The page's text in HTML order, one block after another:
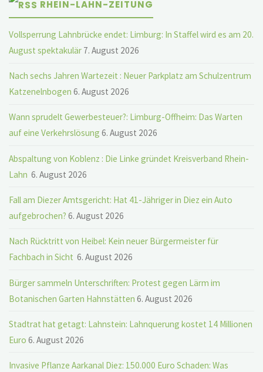
RHEIN-LAHN-ZEITUNG
Vollsperrung Lahnbrücke endet: Limburg: In Staffel wird es am 20.
August spektakulär 7. August 2026
Nach sechs Jahren Wartezeit : Neuer Parkplatz am Schulzentrum
Katzenelnbogen 6. August 2026
Wann sprudelt Gewerbesteuer?: Limburg-Offheim: Das Warten
auf eine Verkehrslösung 6. August 2026
Abspaltung von Koblenz : Die Linke gründet Kreisverband Rhein-
Lahn 6. August 2026
Fall am Diezer Amtsgericht: Hat 41-Jähriger in Diez ein Auto
aufgebrochen? 6. August 2026
Nach Rücktritt von Heibel: Kein neuer Bürgermeister für
Fachbach in Sicht 6. August 2026
Bürger sammeln Unterschriften: Protest gegen Lärm im
Botanischen Garten Hahnstätten 6. August 2026
Stadtrat hat getagt: Lahnstein: Lahnquerung kostet 14 Millionen
Euro 6. August 2026
Invasive Pflanze Aarkanal Diez: 150.000 Euro Schaden: Was